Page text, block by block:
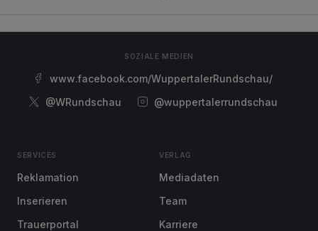
SOZIALE MEDIEN
www.facebook.com/WuppertalerRundschau/
@WRundschau
@wuppertalerrundschau
SERVICES
Reklamation
Inserieren
Trauerportal
VERLAG
Mediadaten
Team
Karriere